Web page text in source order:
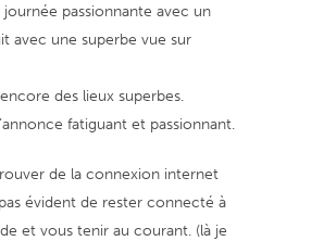
journée passionnante avec un
avec une superbe vue sur
des lieux superbes.
fatiguant et passionnant.
de la connexion internet
évident de rester connecté à
et vous tenir au courant. (là je